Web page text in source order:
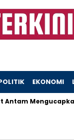
EKONOMI
Mengucapkan